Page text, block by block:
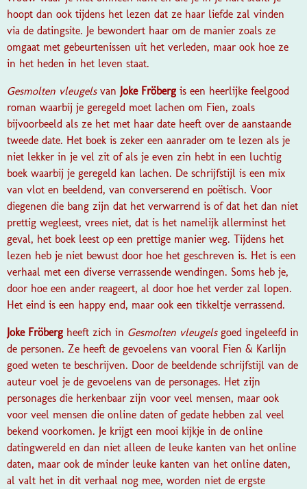
hoopt dan ook tijdens het lezen dat ze haar liefde zal vinden
via de datingsite. Je bewondert haar om de manier zoals ze
omgaat met gebeurtenissen uit het verleden, maar ook hoe ze
in het heden in het leven staat.
Gesmolten vleugelsvan Joke Fröberg is een heerlijke feelgood
roman waarbij je geregeld moet lachen om Fien, zoals
bijvoorbeeld als ze het met haar date heeft over de aanstaande
tweede date. Het boek is zeker een aanrader om te lezen als je
niet lekker in je vel zit of als je even zin hebt in een luchtig
boek waarbij je geregeld kan lachen. De schrijfstijl is een mix
van vlot en beeldend, van converserend en poëtisch. Voor
diegenen die bang zijn dat het verwarrend is of dat het dan niet
prettig wegleest, vrees niet, dat is het namelijk allerminst het
geval, het boek leest op een prettige manier weg. Tijdens het
lezen heb je niet bewust door hoe het geschreven is. Het is een
verhaal met een diverse verrassende wendingen. Soms heb je,
door hoe een ander reageert, al door hoe het verder zal lopen.
Het eind is een happy end, maar ook een tikkeltje verrassend.
Joke Fröberg heeft zich in Gesmolten vleugelsgoed ingeleefd in
de personen. Ze heeft de gevoelens van vooral Fien & Karlijn
goed weten te beschrijven. Door de beeldende schrijfstijl van de
auteur voel je de gevoelens van de personages. Het zijn
personages die herkenbaar zijn voor veel mensen, maar ook
voor veel mensen die online daten of gedate hebben zal veel
bekend voorkomen. Je krijgt een mooi kijkje in de online
datingwereld en dan niet alleen de leuke kanten van het online
daten, maar ook de minder leuke kanten van het online daten,
al valt het in dit verhaal nog mee, worden niet de ergste